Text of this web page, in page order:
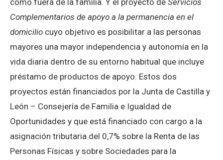
Complementarios de apoyo a la permanencia en el
domicilio cuyo objetivo es posibilitar a las personas
mayores una mayor independencia y autonomía en la
vida diaria dentro de su entorno habitual que incluye
préstamo de productos de apoyo. Estos dos
proyectos están financiados por la Junta de Castilla y
León – Consejería de Familia e Igualdad de
Oportunidades y que está financiado con cargo a la
asignación tributaria del 0,7% sobre la Renta de las
Personas Físicas y sobre Sociedades para la